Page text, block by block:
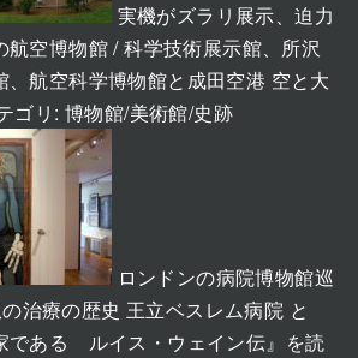
実機がズラリ展示、迫力
航空博物館 / 科学技術展示館、所沢
、航空科学博物館と成田空港 空と大
ゴリ: 博物館/美術館/史跡
ロンドンの病院博物館巡
治療の歴史 王立ベスレム病院 と
である ルイス・ウェイン伝』を読